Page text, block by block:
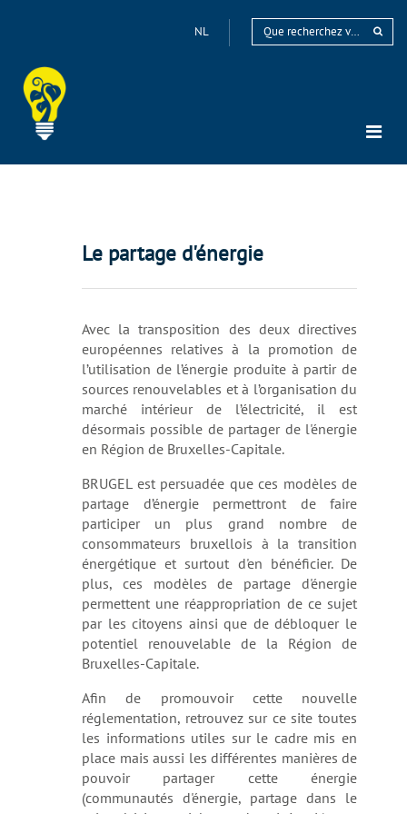
NL
Le partage d'énergie
Avec la transposition des deux directives
européennes relatives à la promotion de
l’utilisation de l’énergie produite à partir de
sources renouvelables et à l’organisation du
marché intérieur de l’électricité, il est
désormais possible de partager de l'énergie
en Région de Bruxelles-Capitale.
BRUGEL est persuadée que ces modèles de
partage d’énergie permettront de faire
participer un plus grand nombre de
consommateurs bruxellois à la transition
énergétique et surtout d'en bénéficier. De
plus, ces modèles de partage d'énergie
permettent une réappropriation de ce sujet
par les citoyens ainsi que de débloquer le
potentiel renouvelable de la Région de
Bruxelles-Capitale.
Afin de promouvoir cette nouvelle
réglementation, retrouvez sur ce site toutes
les informations utiles sur le cadre mis en
place mais aussi les différentes manières de
pouvoir partager cette énergie
(communautés d'énergie, partage dans le